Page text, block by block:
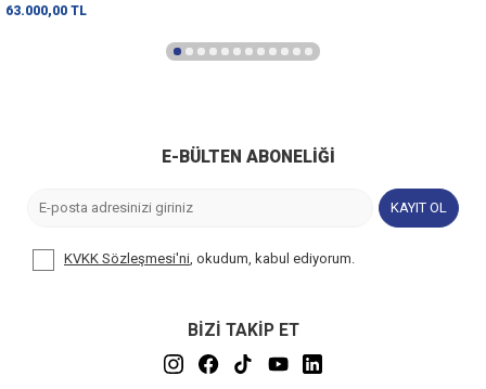
63.000,00 TL
E-BÜLTEN ABONELIĞI
KAYIT OL
KVKK Sözleşmesi'ni , okudum, kabul ediyorum.
BİZİ TAKİP ET